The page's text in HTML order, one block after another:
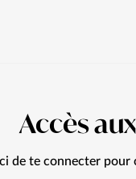
Accès
de te connecter pour